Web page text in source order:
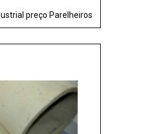
preço Parelheiros